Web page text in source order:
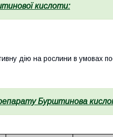
кислоти:
дію на рослини в умовах
Бурштинова